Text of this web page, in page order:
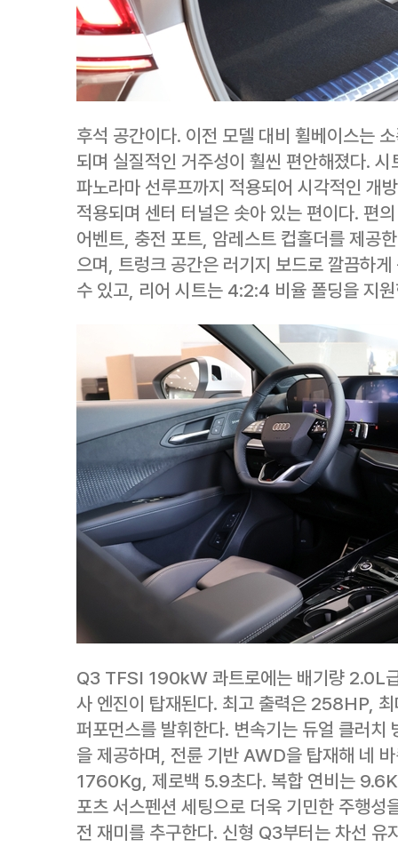
후석 공간이다. 이전 모델 대비 휠베이스는
되며 실질적인 거주성이 훨씬 편안해졌다.
파노라마 선루프까지 적용되어 시각적인 개
적용되며 센터 터널은 솟아 있는 편이다. 편
어벤트, 충전 포트, 암레스트 컵홀더를 제공
으며, 트렁크 공간은 러기지 보드로 깔끔하
수 있고, 리어 시트는 4:2:4 비율 폴딩을 지
Q3 TFSI 190kW 콰트로에는 배기량 2.0L
사 엔진이 탑재된다. 최고 출력은 258HP,
퍼포먼스를 발휘한다. 변속기는 듀얼 클러치
을 제공하며, 전륜 기반 AWD을 탑재해 네
1760Kg, 제로백 5.9초다. 복합 연비는
포츠 서스펜션 세팅으로 더욱 기민한 주행성
전 재미를 추구한다. 신형 Q3부터는 차선 유